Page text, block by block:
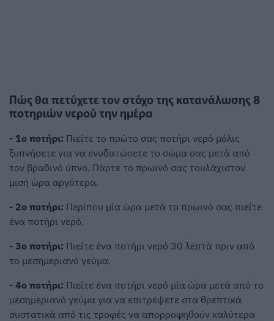
Πώς θα πετύχετε τον στόχο της κατανάλωσης 8
ποτηριών νερού την ημέρα
- 1ο ποτήρι: Πιείτε το πρώτο σας ποτήρι νερό μόλις
ξυπνήσετε για να ενυδατώσετε το σώμα σας μετά από
τον βραδινό ύπνο. Πάρτε το πρωινό σας τουλάχιστον
μισή ώρα αργότερα.
- 2ο ποτήρι: Περίπου μία ώρα μετά το πρωινό σας πιείτε
ένα ποτήρι νερό.
- 3ο ποτήρι: Πιείτε ένα ποτήρι νερό 30 λεπτά πριν από
το μεσημεριανό γεύμα.
- 4ο ποτήρι: Πιείτε ένα ποτήρι νερό μία ώρα μετά από το
μεσημεριανό γεύμα για να επιτρέψετε στα θρεπτικά
συστατικά από τις τροφές να απορροφηθούν καλύτερα